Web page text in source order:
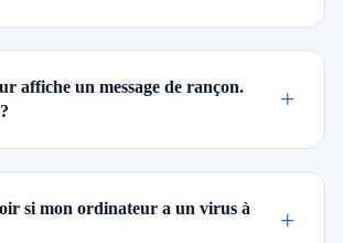
affiche un message de rançon.
+
si mon ordinateur a un virus à
+